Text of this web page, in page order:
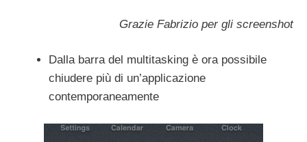
Grazie Fabrizio per gli screenshot
Dalla barra del multitasking è ora possibile
chiudere più di un’applicazione
contemporaneamente